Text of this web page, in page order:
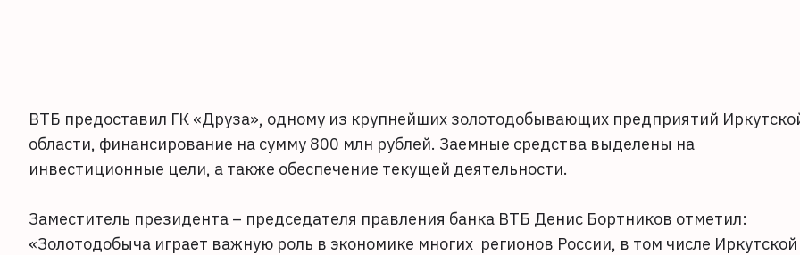
ВТБ предоставил ГК «Друза», одному из крупнейших золотодобывающих предприятий
области, финансирование на сумму 800 млн рублей. Заемные средства выделены на
инвестиционные цели, а также обеспечение текущей деятельности.
Заместитель президента – председателя правления банка ВТБ Денис Бортников отметил:
«Золотодобыча играет важную роль в экономике многих регионов России, в том числе Иркутской